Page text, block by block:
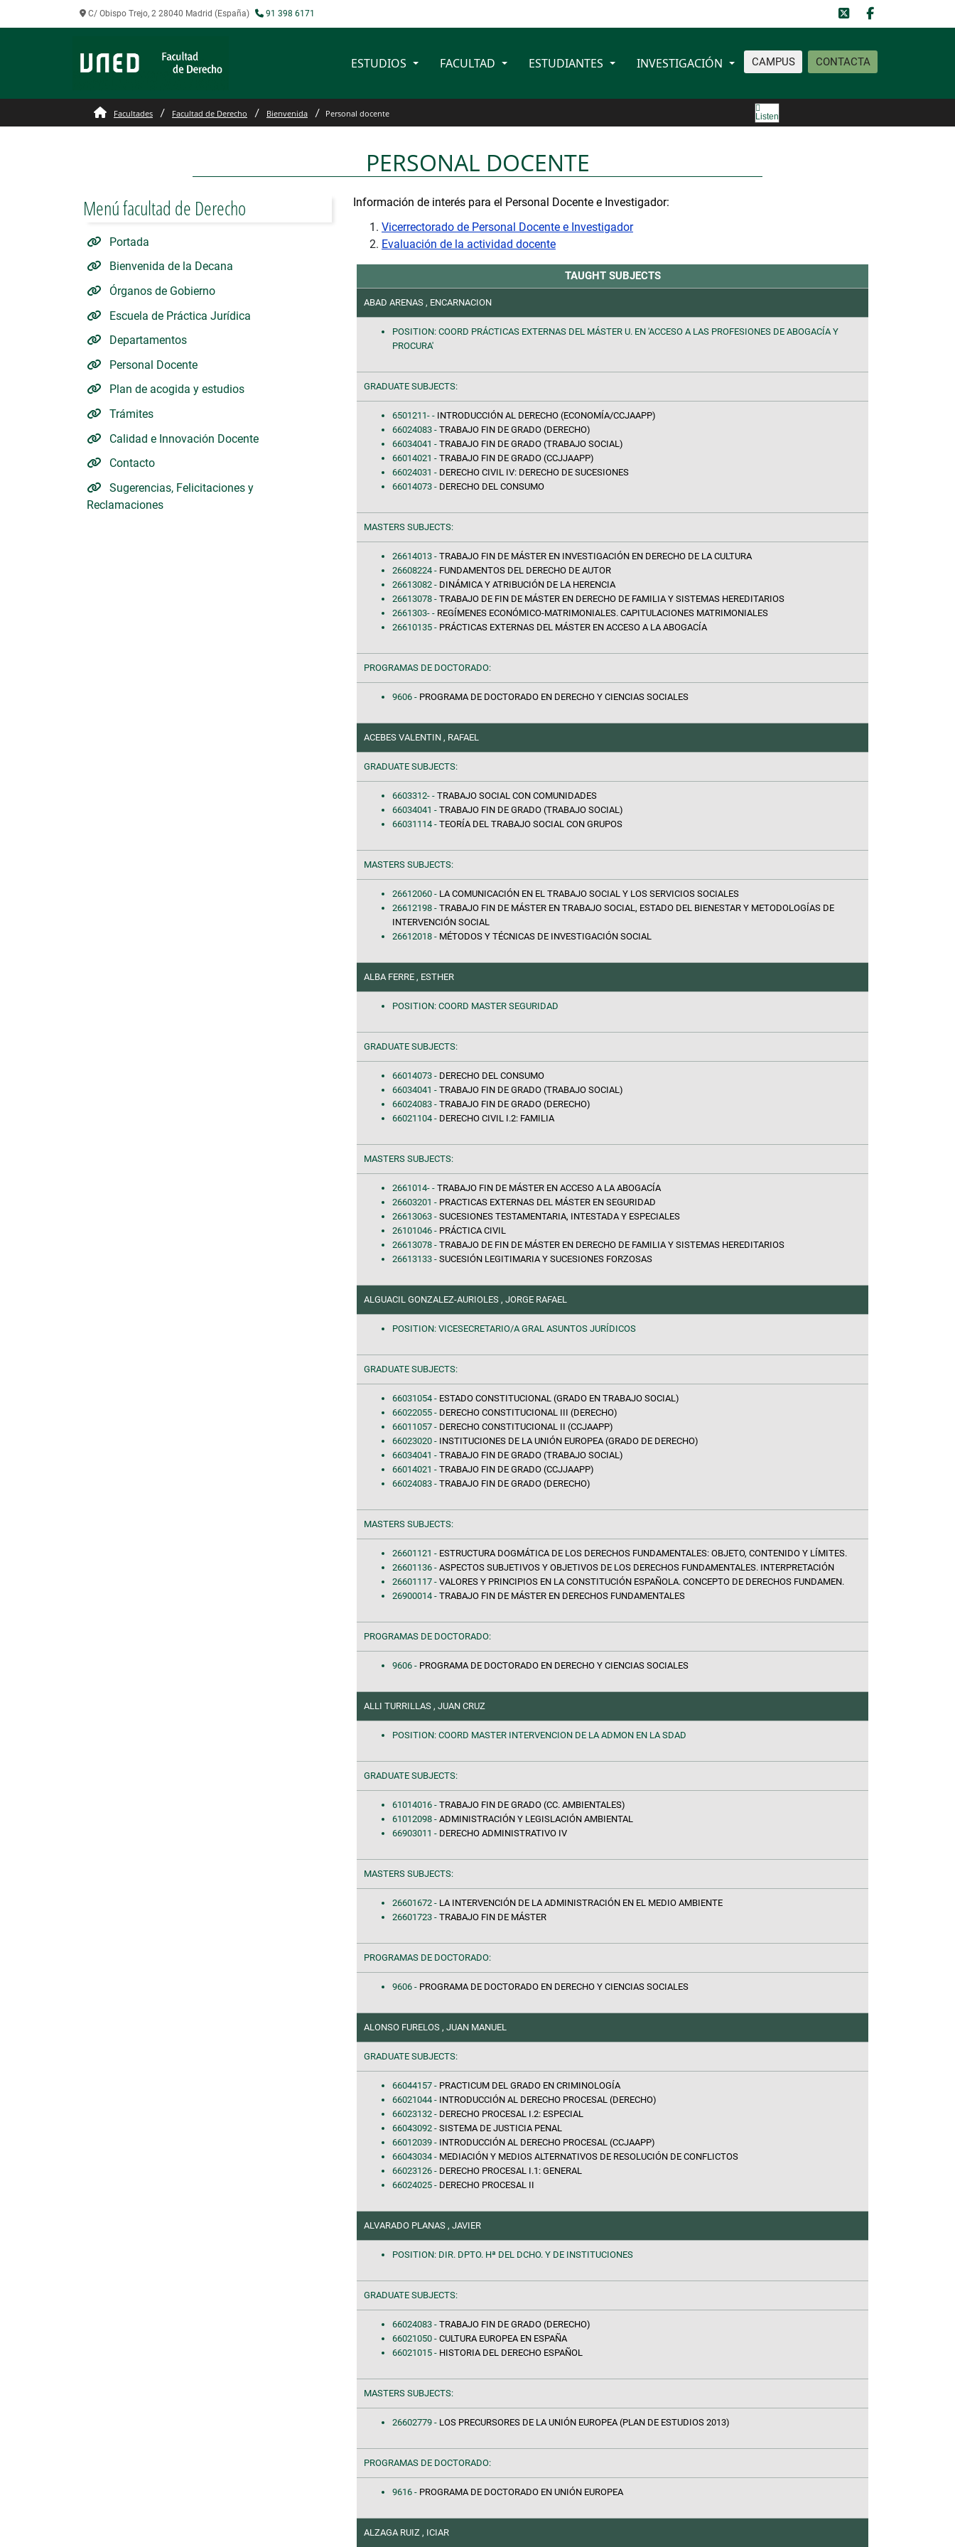
C/ Obispo Trejo, 2 28040 Madrid (España) 91 398 6171
CAMPUS CONTACTA
ESTUDIOS FACULTAD ESTUDIANTES INVESTIGACIÓN
Personal docente - Facultad de derecho de la Universidad a distancia UNED
Facultades Facultad de Derecho Bienvenida Personal docente Listen
PERSONAL DOCENTE
Menú facultad de Derecho
Portada
Bienvenida de la Decana
Órganos de Gobierno
Escuela de Práctica Jurídica
Departamentos
Personal Docente
Plan de acogida y estudios
Trámites
Calidad e Innovación Docente
Contacto
Sugerencias, Felicitaciones y
Reclamaciones
Información de interés para el Personal Docente e Investigador:
Vicerrectorado de Personal Docente e Investigador
Evaluación de la actividad docente
TAUGHT SUBJECTS
ABAD ARENAS , ENCARNACION
POSITION: COORD PRÁCTICAS EXTERNAS DEL MÁSTER U. EN 'ACCESO A LAS PROFESIONES DE ABOGACÍA Y
PROCURA'
GRADUATE SUBJECTS:
6501211- - INTRODUCCIÓN AL DERECHO (ECONOMÍA/CCJAAPP)
66024083 - TRABAJO FIN DE GRADO (DERECHO)
66034041 - TRABAJO FIN DE GRADO (TRABAJO SOCIAL)
66014021 - TRABAJO FIN DE GRADO (CCJJAAPP)
66024031 - DERECHO CIVIL IV: DERECHO DE SUCESIONES
66014073 - DERECHO DEL CONSUMO
MASTERS SUBJECTS:
26614013 - TRABAJO FIN DE MÁSTER EN INVESTIGACIÓN EN DERECHO DE LA CULTURA
26608224 - FUNDAMENTOS DEL DERECHO DE AUTOR
26613082 - DINÁMICA Y ATRIBUCIÓN DE LA HERENCIA
26613078 - TRABAJO DE FIN DE MÁSTER EN DERECHO DE FAMILIA Y SISTEMAS HEREDITARIOS
2661303- - REGÍMENES ECONÓMICO-MATRIMONIALES. CAPITULACIONES MATRIMONIALES
26610135 - PRÁCTICAS EXTERNAS DEL MÁSTER EN ACCESO A LA ABOGACÍA
PROGRAMAS DE DOCTORADO:
9606 - PROGRAMA DE DOCTORADO EN DERECHO Y CIENCIAS SOCIALES
ACEBES VALENTIN , RAFAEL
GRADUATE SUBJECTS:
6603312- - TRABAJO SOCIAL CON COMUNIDADES
66034041 - TRABAJO FIN DE GRADO (TRABAJO SOCIAL)
66031114 - TEORÍA DEL TRABAJO SOCIAL CON GRUPOS
MASTERS SUBJECTS:
26612060 - LA COMUNICACIÓN EN EL TRABAJO SOCIAL Y LOS SERVICIOS SOCIALES
26612198 - TRABAJO FIN DE MÁSTER EN TRABAJO SOCIAL, ESTADO DEL BIENESTAR Y METODOLOGÍAS DE
INTERVENCIÓN SOCIAL
26612018 - MÉTODOS Y TÉCNICAS DE INVESTIGACIÓN SOCIAL
ALBA FERRE , ESTHER
POSITION: COORD MASTER SEGURIDAD
GRADUATE SUBJECTS:
66014073 - DERECHO DEL CONSUMO
66034041 - TRABAJO FIN DE GRADO (TRABAJO SOCIAL)
66024083 - TRABAJO FIN DE GRADO (DERECHO)
66021104 - DERECHO CIVIL I.2: FAMILIA
MASTERS SUBJECTS:
2661014- - TRABAJO FIN DE MÁSTER EN ACCESO A LA ABOGACÍA
26603201 - PRACTICAS EXTERNAS DEL MÁSTER EN SEGURIDAD
26613063 - SUCESIONES TESTAMENTARIA, INTESTADA Y ESPECIALES
26101046 - PRÁCTICA CIVIL
26613078 - TRABAJO DE FIN DE MÁSTER EN DERECHO DE FAMILIA Y SISTEMAS HEREDITARIOS
26613133 - SUCESIÓN LEGITIMARIA Y SUCESIONES FORZOSAS
ALGUACIL GONZALEZ-AURIOLES , JORGE RAFAEL
POSITION: VICESECRETARIO/A GRAL ASUNTOS JURÍDICOS
GRADUATE SUBJECTS:
66031054 - ESTADO CONSTITUCIONAL (GRADO EN TRABAJO SOCIAL)
66022055 - DERECHO CONSTITUCIONAL III (DERECHO)
66011057 - DERECHO CONSTITUCIONAL II (CCJAAPP)
66023020 - INSTITUCIONES DE LA UNIÓN EUROPEA (GRADO DE DERECHO)
66034041 - TRABAJO FIN DE GRADO (TRABAJO SOCIAL)
66014021 - TRABAJO FIN DE GRADO (CCJJAAPP)
66024083 - TRABAJO FIN DE GRADO (DERECHO)
MASTERS SUBJECTS:
26601121 - ESTRUCTURA DOGMÁTICA DE LOS DERECHOS FUNDAMENTALES: OBJETO, CONTENIDO Y LÍMITES.
26601136 - ASPECTOS SUBJETIVOS Y OBJETIVOS DE LOS DERECHOS FUNDAMENTALES. INTERPRETACIÓN
26601117 - VALORES Y PRINCIPIOS EN LA CONSTITUCIÓN ESPAÑOLA. CONCEPTO DE DERECHOS FUNDAMEN.
26900014 - TRABAJO FIN DE MÁSTER EN DERECHOS FUNDAMENTALES
PROGRAMAS DE DOCTORADO:
9606 - PROGRAMA DE DOCTORADO EN DERECHO Y CIENCIAS SOCIALES
ALLI TURRILLAS , JUAN CRUZ
POSITION: COORD MASTER INTERVENCION DE LA ADMON EN LA SDAD
GRADUATE SUBJECTS:
61014016 - TRABAJO FIN DE GRADO (CC. AMBIENTALES)
61012098 - ADMINISTRACIÓN Y LEGISLACIÓN AMBIENTAL
66903011 - DERECHO ADMINISTRATIVO IV
MASTERS SUBJECTS:
26601672 - LA INTERVENCIÓN DE LA ADMINISTRACIÓN EN EL MEDIO AMBIENTE
26601723 - TRABAJO FIN DE MÁSTER
PROGRAMAS DE DOCTORADO:
9606 - PROGRAMA DE DOCTORADO EN DERECHO Y CIENCIAS SOCIALES
ALONSO FURELOS , JUAN MANUEL
GRADUATE SUBJECTS:
66044157 - PRACTICUM DEL GRADO EN CRIMINOLOGÍA
66021044 - INTRODUCCIÓN AL DERECHO PROCESAL (DERECHO)
66023132 - DERECHO PROCESAL I.2: ESPECIAL
66043092 - SISTEMA DE JUSTICIA PENAL
66012039 - INTRODUCCIÓN AL DERECHO PROCESAL (CCJAAPP)
66043034 - MEDIACIÓN Y MEDIOS ALTERNATIVOS DE RESOLUCIÓN DE CONFLICTOS
66023126 - DERECHO PROCESAL I.1: GENERAL
66024025 - DERECHO PROCESAL II
ALVARADO PLANAS , JAVIER
POSITION: DIR. DPTO. Hª DEL DCHO. Y DE INSTITUCIONES
GRADUATE SUBJECTS:
66024083 - TRABAJO FIN DE GRADO (DERECHO)
66021050 - CULTURA EUROPEA EN ESPAÑA
66021015 - HISTORIA DEL DERECHO ESPAÑOL
MASTERS SUBJECTS:
26602779 - LOS PRECURSORES DE LA UNIÓN EUROPEA (PLAN DE ESTUDIOS 2013)
PROGRAMAS DE DOCTORADO:
9616 - PROGRAMA DE DOCTORADO EN UNIÓN EUROPEA
ALZAGA RUIZ , ICIAR